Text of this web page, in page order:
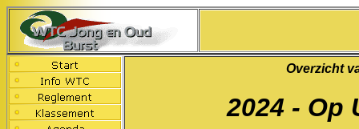
Overzicht
2024 - Op